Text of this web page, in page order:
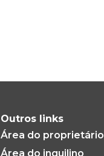
Outros links
Área do proprietário
Área do inquilino